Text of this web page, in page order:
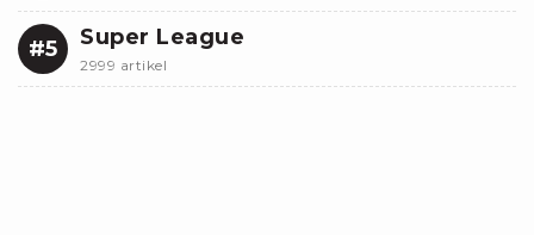
#5 Super League
2999 artikel